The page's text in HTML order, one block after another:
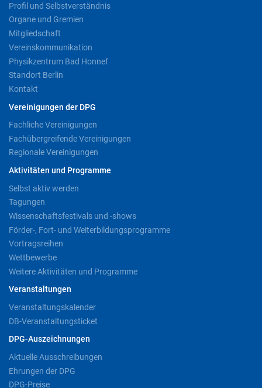
Profil und Selbstverständnis
Organe und Gremien
Mitgliedschaft
Vereinskommunikation
Physikzentrum Bad Honnef
Standort Berlin
Kontakt
Vereinigungen der DPG
Fachliche Vereinigungen
Fachübergreifende Vereinigungen
Regionale Vereinigungen
Aktivitäten und Programme
Selbst aktiv werden
Tagungen
Wissenschaftsfestivals und -shows
Förder-, Fort- und Weiterbildungsprogramme
Vortragsreihen
Wettbewerbe
Weitere Aktivitäten und Programme
Veranstaltungen
Veranstaltungskalender
DB-Veranstaltungsticket
DPG-Auszeichnungen
Aktuelle Ausschreibungen
Ehrungen der DPG
DPG-Preise